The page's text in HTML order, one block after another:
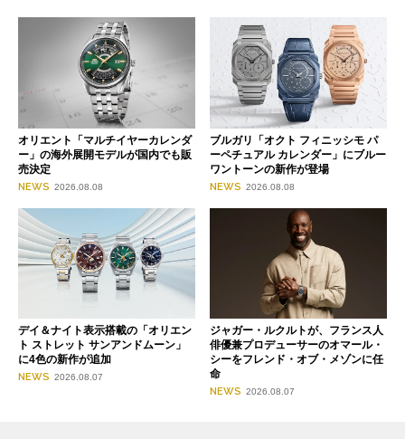
オリエント「マルチイヤーカレンダ
ー」の海外展開モデルが国内でも販
売決定
NEWS 2026.08.08
ブルガリ「オクト フィニッシモ パ
ーペチュアル カレンダー」にブルー
ワントーンの新作が登場
NEWS 2026.08.08
デイ＆ナイト表示搭載の「オリエン
ト ストレット サンアンドムーン」
に4色の新作が追加
NEWS 2026.08.07
ジャガー・ルクルトが、フランス人
俳優兼プロデューサーのオマール・
シーをフレンド・オブ・メゾンに任
命
NEWS 2026.08.07